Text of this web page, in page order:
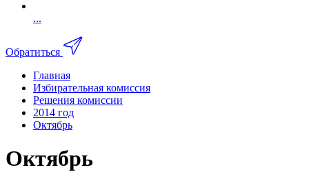
...
Обратиться
Главная
Избирательная комиссия
Решения комиссии
2014 год
Октябрь
Октябрь